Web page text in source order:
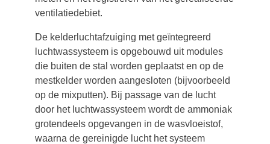
ventilatiedebiet.
De kelderluchtafzuiging met geïntegreerd
luchtwassysteem is opgebouwd uit modules
die buiten de stal worden geplaatst en op de
mestkelder worden aangesloten (bijvoorbeeld
op de mixputten). Bij passage van de lucht
door het luchtwassysteem wordt de ammoniak
grotendeels opgevangen in de wasvloeistof,
waarna de gereinigde lucht het systeem